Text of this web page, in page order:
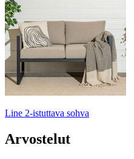
Line 2-istuttava sohva
Arvostelut